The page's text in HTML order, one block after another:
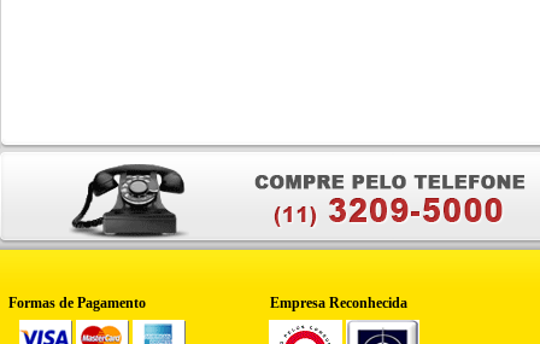
Formas de Pagamento Empresa Reconhecida